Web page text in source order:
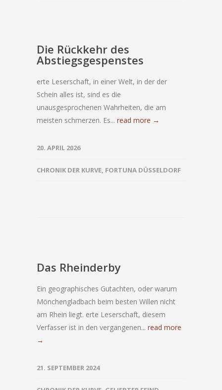
Die Rückkehr des
Abstiegsgespenstes
erte Leserschaft, in einer Welt, in der der
Schein alles ist, sind es die
unausgesprochenen Wahrheiten, die am
meisten schmerzen. Es... read more →
20. APRIL 2026
CHRONIK DER KURVE, FORTUNA DÜSSELDORF
Das Rheinderby
Ein geographisches Gutachten, oder warum
Mönchengladbach beim besten Willen nicht
am Rhein liegt. erte Leserschaft, diesem
Verfasser ist in den vergangenen... read more
→
21. SEPTEMBER 2024